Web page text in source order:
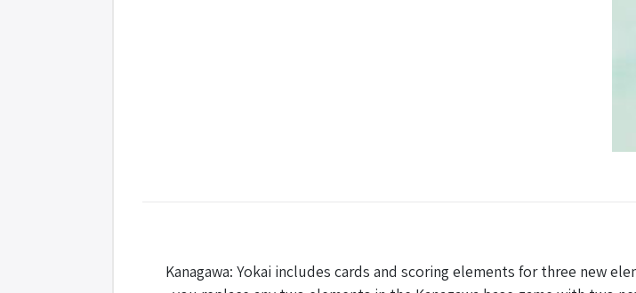
Kanagawa: Yokai includes cards and scoring elements for three new